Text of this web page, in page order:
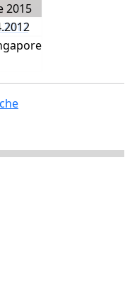
2015